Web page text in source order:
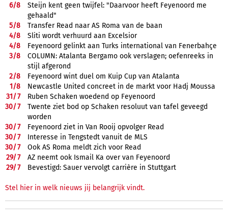
6/8
Steijn kent geen twijfel: "Daarvoor heeft Feyenoord me
gehaald"
5/8
Transfer Read naar AS Roma van de baan
4/8
Sliti wordt verhuurd aan Excelsior
4/8
Feyenoord gelinkt aan Turks international van Fenerbahçe
3/8
COLUMN: Atalanta Bergamo ook verslagen; oefenreeks in
stijl afgerond
2/8
Feyenoord wint duel om Kuip Cup van Atalanta
1/8
Newcastle United concreet in de markt voor Hadj Moussa
31/7
Ruben Schaken woedend op Feyenoord
30/7
Twente ziet bod op Schaken resoluut van tafel geveegd
worden
30/7
Feyenoord ziet in Van Rooij opvolger Read
30/7
Interesse in Tengstedt vanuit de MLS
30/7
Ook AS Roma meldt zich voor Read
29/7
AZ neemt ook Ismail Ka over van Feyenoord
29/7 Bevestigd: Sauer vervolgt carrière in Stuttgart
Stel hier in welk nieuws jij belangrijk vindt.